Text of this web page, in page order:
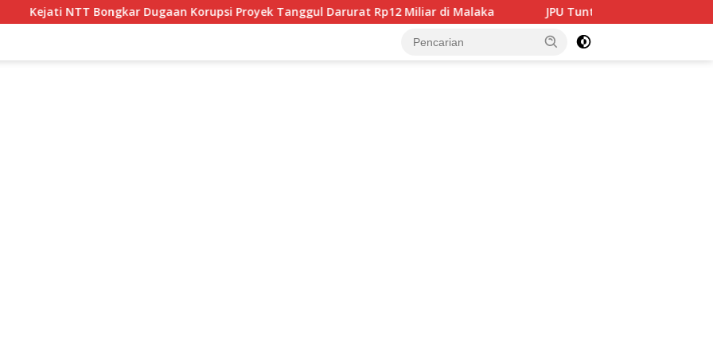
Dugaan Korupsi Proyek Tanggul Darurat Rp12 Miliar di Malaka JPU Tuntut 4 Terdakwa Korupsi Medan Fashion